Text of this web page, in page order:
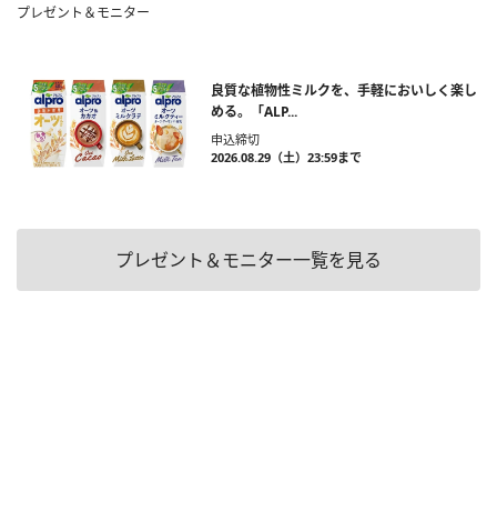
プレゼント＆モニター
良質な植物性ミルクを、手軽においしく楽し
める。「ALP...
申込締切
2026.08.29（土）23:59まで
プレゼント＆モニター一覧を見る